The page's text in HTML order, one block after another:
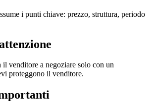
i punti chiave: prezzo, struttura, periodo
venditore a negoziare solo con un
proteggono il venditore.